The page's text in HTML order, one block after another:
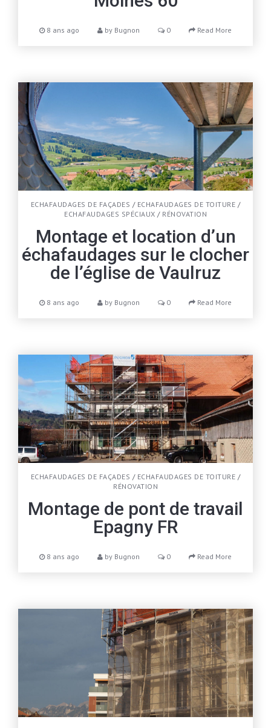
8 ans ago by Bugnon 0 Read More
ECHAFAUDAGES DE FAÇADES / ECHAFAUDAGES DE TOITURE /
ECHAFAUDAGES SPÉCIAUX / RÉNOVATION
Montage et location d’un
échafaudages sur le clocher
de l’église de Vaulruz
8 ans ago by Bugnon 0 Read More
ECHAFAUDAGES DE FAÇADES / ECHAFAUDAGES DE TOITURE /
RÉNOVATION
Montage de pont de travail
Epagny FR
8 ans ago by Bugnon 0 Read More